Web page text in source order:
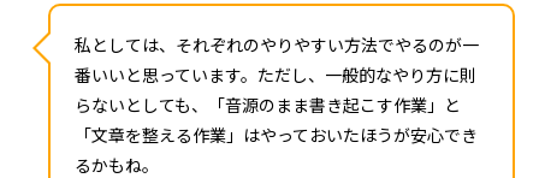
私としては、それぞれのやりやすい方法でやるのが一
番いいと思っています。ただし、一般的なやり方に則
らないとしても、「音源のまま書き起こす作業」と
「文章を整える作業」はやっておいたほうが安心でき
るかもね。